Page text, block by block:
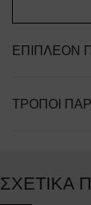
ΕΠΙΠΛΈΟΝ
ΤΡΌΠΟΙ
ΣΧΕΤΙΚΆ